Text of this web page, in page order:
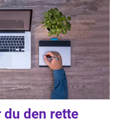
den rette